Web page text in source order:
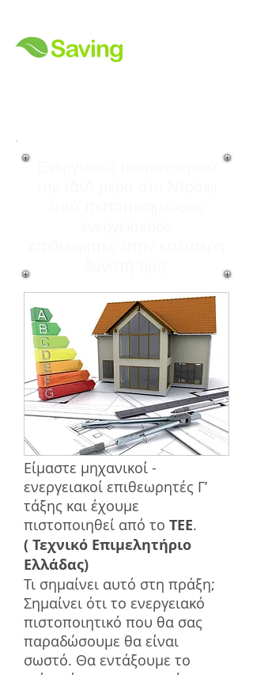
Είμαστε μηχανικοί -
ενεργειακοί επιθεωρητές Γ’
τάξης και έχουμε
πιστοποιηθεί από το ΤΕΕ.
( Τεχνικό Επιμελητήριο
Ελλάδας)
Τι σημαίνει αυτό στη πράξη;
Σημαίνει ότι το ενεργειακό
πιστοποιητικό που θα σας
παραδώσουμε θα είναι
σωστό. Θα εντάξουμε το